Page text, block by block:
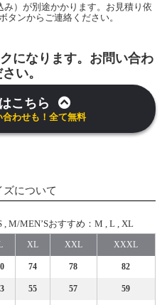
）が別途かかります。お見積り依
タンからご連絡ください。
になります。お問い合わ
い。
こちら
合わせも！全て無料
ズについて
, M/MEN’Sおすすめ：M , L , XL
XL XXL XXXL
74 78 82
55 57 59